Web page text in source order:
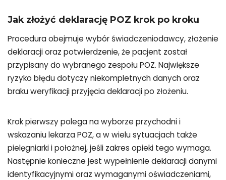
Jak złożyć deklarację POZ krok po kroku
Procedura obejmuje wybór świadczeniodawcy, złożenie
deklaracji oraz potwierdzenie, że pacjent został
przypisany do wybranego zespołu POZ. Największe
ryzyko błędu dotyczy niekompletnych danych oraz
braku weryfikacji przyjęcia deklaracji po złożeniu.
Krok pierwszy polega na wyborze przychodni i
wskazaniu lekarza POZ, a w wielu sytuacjach także
pielęgniarki i położnej, jeśli zakres opieki tego wymaga.
Następnie konieczne jest wypełnienie deklaracji danymi
identyfikacyjnymi oraz wymaganymi oświadczeniami,